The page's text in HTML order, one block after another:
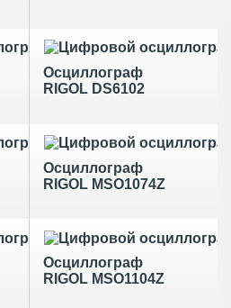
Осциллограф
RIGOL DS6102
Осциллограф
RIGOL MSO1074Z
Осциллограф
RIGOL MSO1104Z